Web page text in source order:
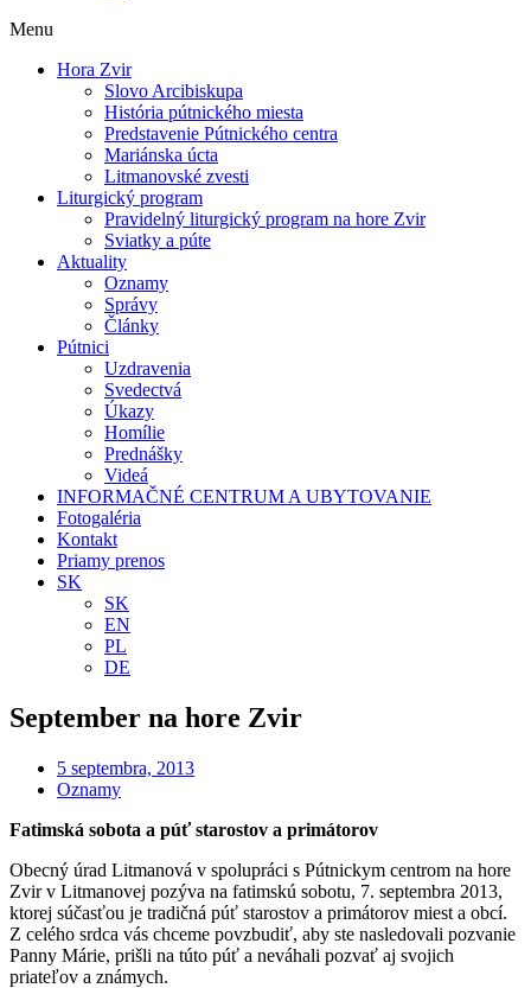
Menu
Hora Zvir
Slovo Arcibiskupa
História pútnického miesta
Predstavenie Pútnického centra
Mariánska úcta
Litmanovské zvesti
Liturgický program
Pravidelný liturgický program na hore Zvir
Sviatky a púte
Aktuality
Oznamy
Správy
Články
Pútnici
Uzdravenia
Svedectvá
Úkazy
Homílie
Prednášky
Videá
INFORMAČNÉ CENTRUM A UBYTOVANIE
Fotogaléria
Kontakt
Priamy prenos
SK
SK
EN
PL
DE
September na hore Zvir
5 septembra, 2013
Oznamy
Fatimská sobota a púť starostov a primátorov
Obecný úrad Litmanová v spolupráci s Pútnickym centrom na hore
Zvir v Litmanovej pozýva na fatimskú sobotu, 7. septembra 2013,
ktorej súčasťou je tradičná púť starostov a primátorov miest a obcí.
Z celého srdca vás chceme povzbudiť, aby ste nasledovali pozvanie
Panny Márie, prišli na túto púť a neváhali pozvať aj svojich
priateľov a známych.